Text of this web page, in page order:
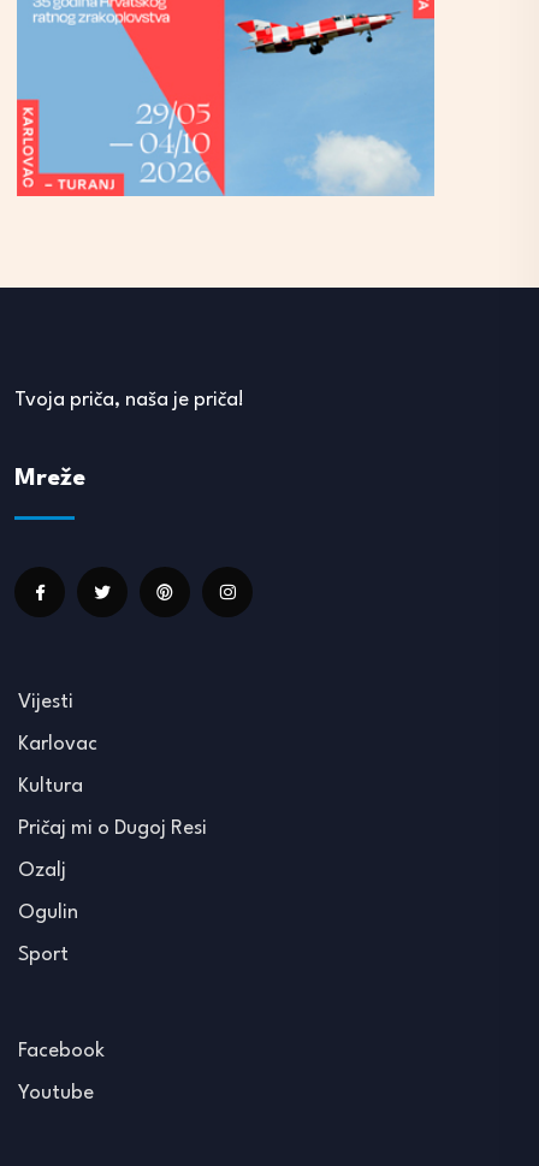
Tvoja priča, naša je priča!
Mreže
Vijesti
Karlovac
Kultura
Pričaj mi o Dugoj Resi
Ozalj
Ogulin
Sport
Facebook
Youtube